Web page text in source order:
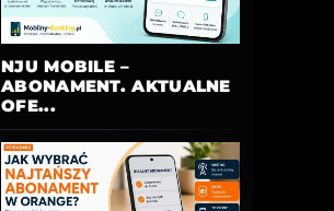
NJU MOBILE –
ABONAMENT. AKTUALNE
OFE...